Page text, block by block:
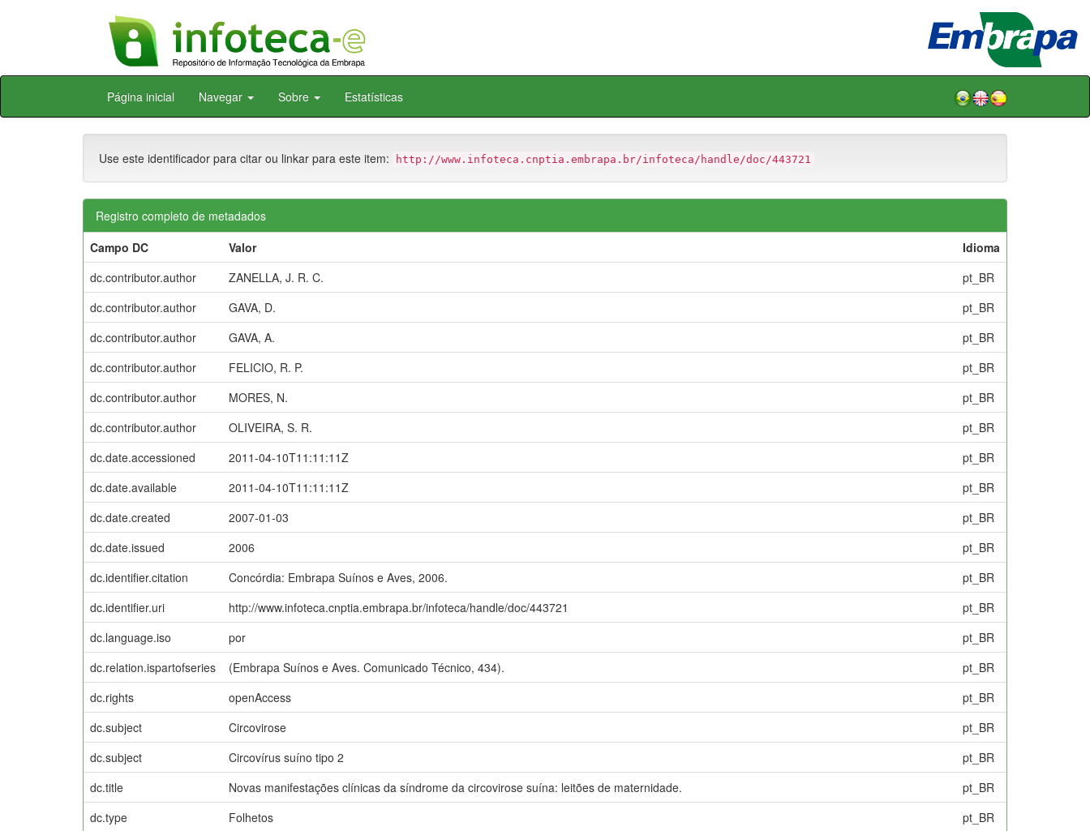
Skip
Página inicial Navegar Sobre Estatísticas
Use este identificador para citar ou linkar para este item: http://www.infoteca.cnptia.embrapa.br/infoteca/handle/doc/443721
Registro completo de metadados
Campo DC
Valor
Idioma
dc.contributor.author
ZANELLA, J. R. C.
pt_BR
dc.contributor.author
GAVA, D.
pt_BR
dc.contributor.author
GAVA, A.
pt_BR
dc.contributor.author
FELICIO, R. P.
pt_BR
dc.contributor.author
MORES, N.
pt_BR
dc.contributor.author
OLIVEIRA, S. R.
pt_BR
dc.date.accessioned
2011-04-10T11:11:11Z
pt_BR
dc.date.available
2011-04-10T11:11:11Z
pt_BR
dc.date.created
2007-01-03
pt_BR
dc.date.issued
2006
pt_BR
dc.identifier.citation
Concórdia: Embrapa Suínos e Aves, 2006.
pt_BR
dc.identifier.uri
http://www.infoteca.cnptia.embrapa.br/infoteca/handle/doc/443721
pt_BR
dc.language.iso
por
pt_BR
dc.relation.ispartofseries
(Embrapa Suínos e Aves. Comunicado Técnico, 434).
pt_BR
dc.rights
openAccess
pt_BR
dc.subject
Circovirose
pt_BR
dc.subject
Circovírus suíno tipo 2
pt_BR
dc.title
Novas manifestações clínicas da síndrome da circovirose suína: leitões de maternidade.
pt_BR
dc.type
Folhetos
pt_BR